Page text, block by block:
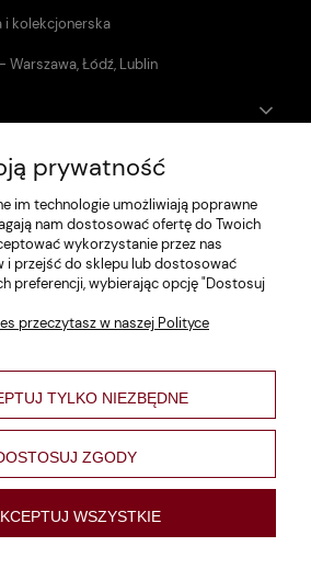
i kolekcjonerska
Warszawa, Łódź, Lublin
prywatność
im technologie umożliwiają poprawne
nam dostosować ofertę do Twoich
wykorzystanie przez nas
i przejść do sklepu lub dostosować
preferencji, wybierając opcję "Dostosuj
przeczytasz w naszej Polityce
TYLKO NIEZBĘDNE
ZGODY
WSZYSTKIE